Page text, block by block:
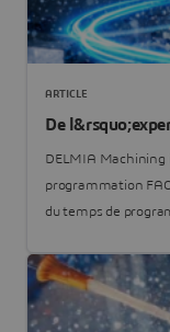
ARTICLE
De
DELMIA
l’intelligence
DELMIA Machining
programmation
du temps de
partir du savoir-